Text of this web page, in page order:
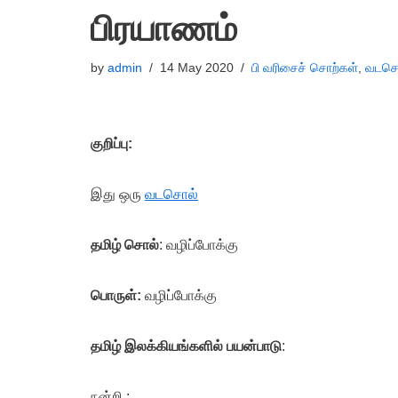
பிரயாணம்
by admin 14 May 2020 பி வரிசைச் சொற்கள்
குறிப்பு:
இது ஒரு வடசொல்
தமிழ் சொல்: வழிப்போக்கு
பொருள்: வழிப்போக்கு
தமிழ் இலக்கியங்களில் பயன்பாடு: